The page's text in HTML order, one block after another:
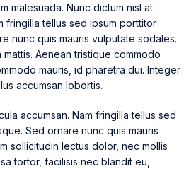
malesuada. Nunc dictum nisl at
fringilla tellus sed ipsum porttitor
nunc quis mauris vulputate sodales.
Aenean tristique commodo
mauris, id pharetra dui. Integer
accumsan lobortis.
accumsan. Nam fringilla tellus sed
Sed ornare nunc quis mauris
sollicitudin lectus dolor, nec mollis
tortor, facilisis nec blandit eu,